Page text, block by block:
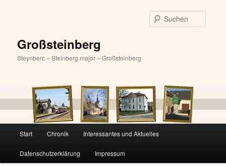
Großsteinberg
Steynberc – Steinberg major – Großsteinberg
Start Chronik Interessantes und Aktuelles
Datenschutzerklärung Impressum